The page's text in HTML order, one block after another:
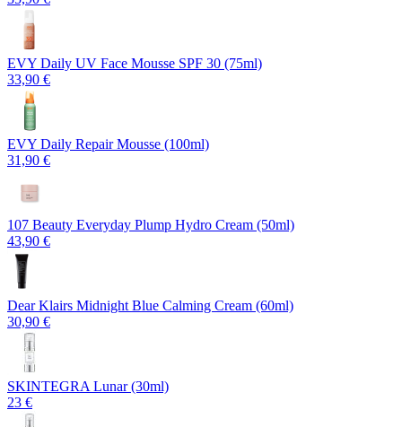
EVY Daily UV Face Mousse SPF 30 (75ml)
33,90 €
EVY Daily Repair Mousse (100ml)
31,90 €
107 Beauty Everyday Plump Hydro Cream (50ml)
43,90 €
Dear Klairs Midnight Blue Calming Cream (60ml)
30,90 €
SKINTEGRA Lunar (30ml)
23 €